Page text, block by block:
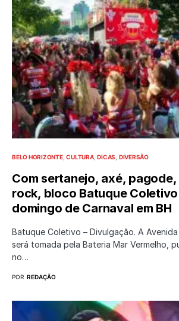
BELO HORIZONTE CULTURA DICAS DIVERSÃO
Com sertanejo, axé,
rock, bloco Batuque
domingo de Carnaval em BH
Batuque Coletivo – Divulgação. A
será tomada pela Bateria Mar Vermelho,
no…
POR REDAÇÃO